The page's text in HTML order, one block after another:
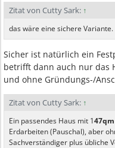
Zitat von Cutty Sark: ↑
das wäre eine sichere Variante.
Sicher ist natürlich ein
betrifft dann auch nur das
und ohne Gründungs-/
Zitat von Cutty Sark: ↑
Ein passendes Haus mit 1
Erdarbeiten (Pauschal), aber
Sachverständiger plus übliche